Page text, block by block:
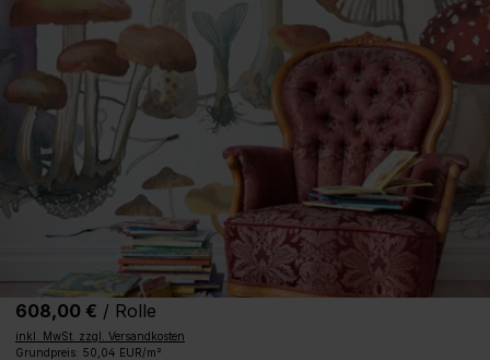
608,00 € / Rolle
inkl. MwSt. zzgl. Versandkosten
Grundpreis: 50,04 EUR/m²